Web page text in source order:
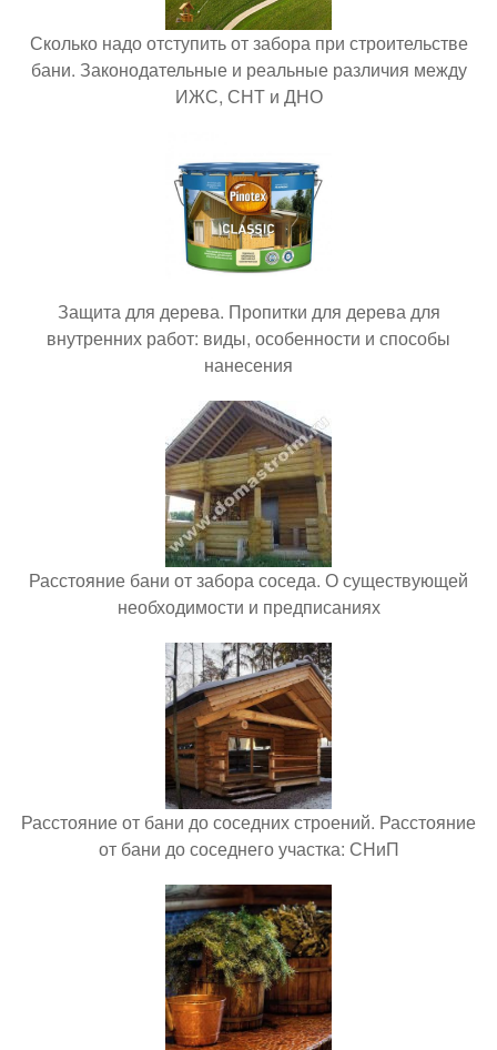
Сколько надо отступить от забора при строительстве
бани. Законодательные и реальные различия между
ИЖС, СНТ и ДНО
Защита для дерева. Пропитки для дерева для
внутренних работ: виды, особенности и способы
нанесения
Расстояние бани от забора соседа. О существующей
необходимости и предписаниях
Расстояние от бани до соседних строений. Расстояние
от бани до соседнего участка: СНиП